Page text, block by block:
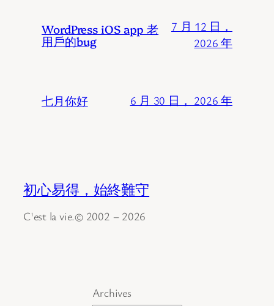
WordPress iOS app 老
用戶的bug
7 月 12 日，
2026 年
七月你好 6 月 30 日， 2026 年
初心易得，始終難守
C'est la vie.© 2002 – 2026
Archives